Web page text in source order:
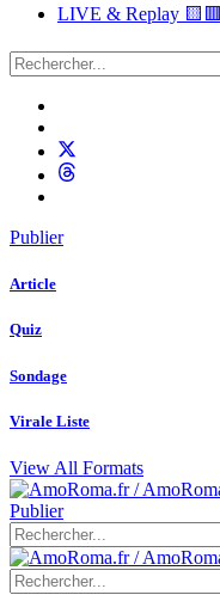
LIVE & Replay 🟨🟥
Publier
Article
Quiz
Sondage
Virale Liste
View All Formats
Publier